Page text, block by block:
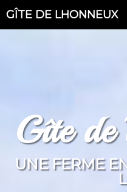
Gîte de
UNE FERME
GÎTE DE LHONNEUX